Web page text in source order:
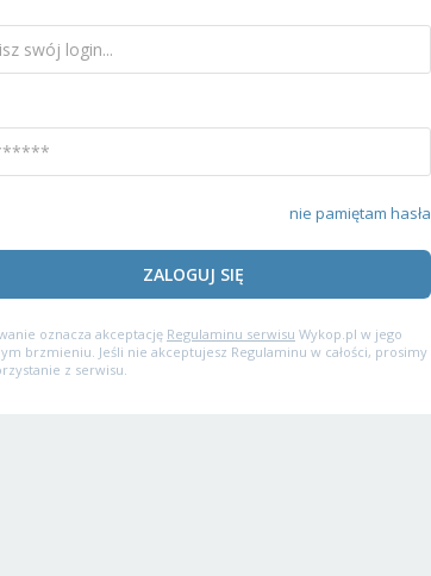
nie pamiętam hasła
ZALOGUJ SIĘ
oznacza akceptację Regulaminu serwisu Wykop.pl w jego
brzmieniu. Jeśli nie akceptujesz Regulaminu w całości, prosimy
z serwisu.